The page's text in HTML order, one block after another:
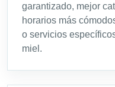
garantizado, mejor
horarios más
o servicios
miel.